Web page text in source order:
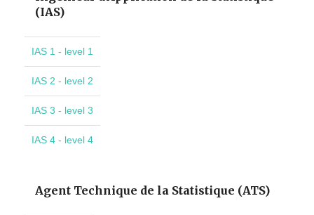
(IAS)
IAS 1 - level 1
IAS 2 - level 2
IAS 3 - level 3
IAS 4 - level 4
Agent Technique de la Statistique (ATS)